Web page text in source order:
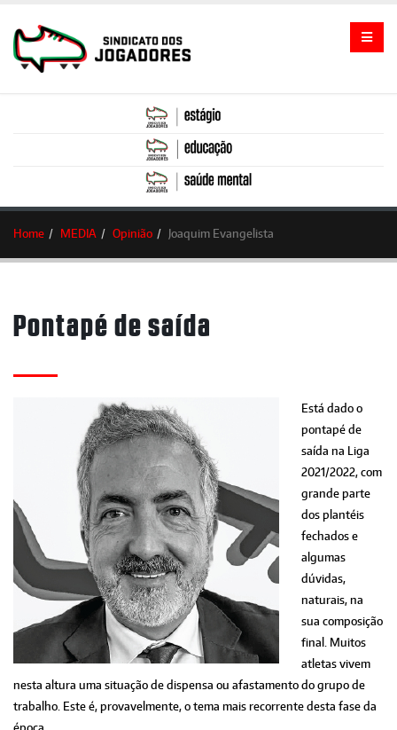
Home MEDIA Opinião Joaquim Evangelista
Pontapé de saída
Está dado o
pontapé de
saída na Liga
2021/2022, com
grande parte
dos plantéis
fechados e
algumas
dúvidas,
naturais, na
sua composição
final. Muitos
atletas vivem
nesta altura uma situação de dispensa ou afastamento do grupo de
trabalho. Este é, provavelmente, o tema mais recorrente desta fase da